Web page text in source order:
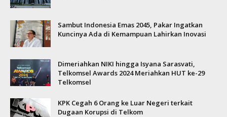
Sambut Indonesia Emas 2045, Pakar Ingatkan
Kuncinya Ada di Kemampuan Lahirkan Inovasi
Dimeriahkan NIKI hingga Isyana Sarasvati,
Telkomsel Awards 2024 Meriahkan HUT ke-29
Telkomsel
KPK Cegah 6 Orang ke Luar Negeri terkait
Dugaan Korupsi di Telkom